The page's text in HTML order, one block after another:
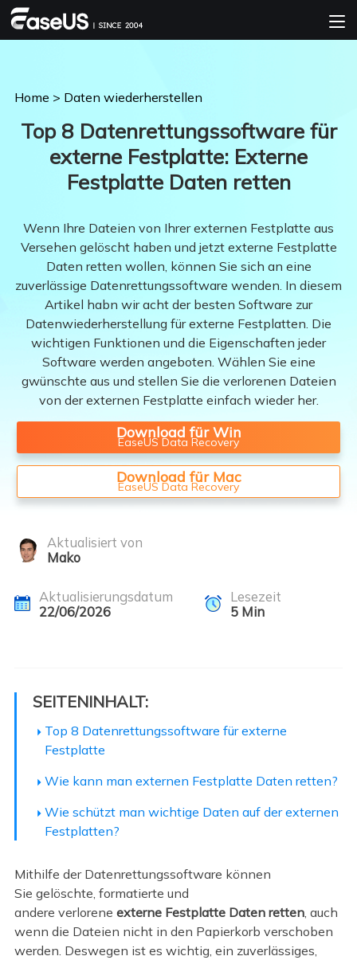
Home > Daten wiederherstellen
Top 8 Datenrettungssoftware für
externe Festplatte: Externe
Festplatte Daten retten
Wenn Ihre Dateien von Ihrer externen Festplatte aus
Versehen gelöscht haben und jetzt externe Festplatte
Daten retten wollen, können Sie sich an eine
zuverlässige Datenrettungssoftware wenden. In diesem
Artikel habn wir acht der besten Software zur
Datenwiederherstellung für externe Festplatten. Die
wichtigen Funktionen und die Eigenschaften jeder
Software werden angeboten. Wählen Sie eine
gwünschte aus und stellen Sie die verlorenen Dateien
von der externen Festplatte einfach wieder her.
Download für Win
EaseUS Data Recovery
Download für Mac
EaseUS Data Recovery
Aktualisiert von
Mako
Aktualisierungsdatum
22/06/2026
Lesezeit
5Min
SEITENINHALT:
Top 8 Datenrettungssoftware für externe
Festplatte
Wie kann man externen Festplatte Daten retten?
Wie schützt man wichtige Daten auf der externen
Festplatten?
Mithilfe der Datenrettungssoftware können
Sie gelöschte, formatierte und
andere verlorene externe Festplatte Daten retten, auch
wenn die Dateien nicht in den Papierkorb verschoben
werden. Deswegen ist es wichtig, ein zuverlässiges,